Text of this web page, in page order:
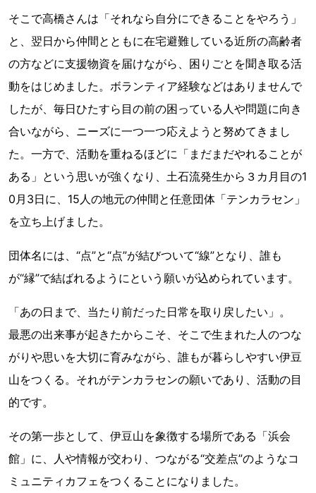
そこで高橋さんは「それなら自分にできることをやろう」
と、翌日から仲間とともに在宅避難している近所の高齢者
の方などに支援物資を届けながら、困りごとを聞き取る活
動をはじめました。ボランティア経験などはありませんで
したが、毎日ひたすら目の前の困っている人や問題に向き
合いながら、ニーズに一つ一つ応えようと努めてきまし
た。一方で、活動を重ねるほどに「まだまだやれることが
ある」という思いが強くなり、土石流発生から３カ月目の1
0月3日に、15人の地元の仲間と任意団体「テンカラセン」
を立ち上げました。
団体名には、“点”と“点”が結びついて“線”となり、誰も
が“縁”で結ばれるようにという願いが込められています。
「あの日まで、当たり前だった日常を取り戻したい」。
最悪の出来事が起きたからこそ、そこで生まれた人のつな
がりや思いを大切に育みながら、誰もが暮らしやすい伊豆
山をつくる。それがテンカラセンの願いであり、活動の目
的です。
その第一歩として、伊豆山を象徴する場所である「浜会
館」に、人や情報が交わり、つながる“交差点”のようなコ
ミュニティカフェをつくることになりました。